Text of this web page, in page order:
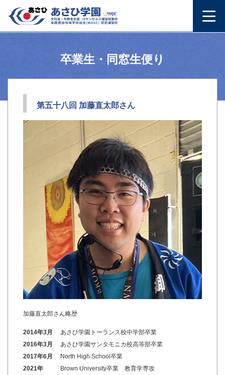
卒業生・同窓生便り
第五十八回 加藤直太郎さん
加藤直太郎さん略歴
2014年3月
あさひ学園トーランス校中学部卒業
2016年3月
あさひ学園サンタモニカ校高等部卒業
2017年6月
North High School卒業
2021年
Brown University卒業 教育学専攻